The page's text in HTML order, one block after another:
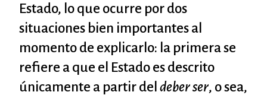
Estado, lo que ocurre por dos
situaciones bien importantes al
momento de explicarlo: la primera se
refiere a que el Estado es descrito
únicamente a partir del deber ser, o sea,